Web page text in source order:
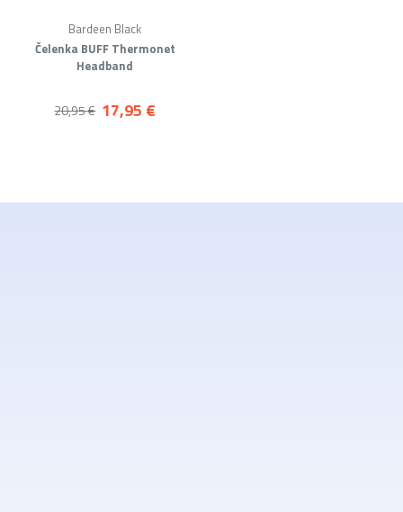
Čelenka BUFF Thermonet
Headband
Bardeen Black
17,95 €
20,95 €